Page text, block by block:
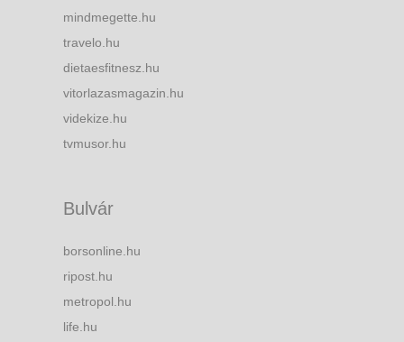
mindmegette.hu
travelo.hu
dietaesfitnesz.hu
vitorlazasmagazin.hu
videkize.hu
tvmusor.hu
Bulvár
borsonline.hu
ripost.hu
metropol.hu
life.hu